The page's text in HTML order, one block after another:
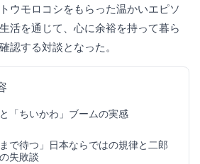
ウモロコシをもらった温かいエピソ
活を通じて、心に余裕を持って暮ら
認する対談となった。
「ちいかわ」ブームの実感
で待つ」日本ならではの規律と二郎
失敗談